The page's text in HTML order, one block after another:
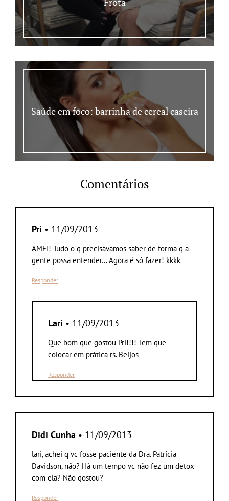
Saúde em foco: barrinha de cereal caseira
Comentários
Pri • 11/09/2013
AMEI! Tudo o q precisávamos saber de forma q a
gente possa entender… Agora é só fazer! kkkk
Responder
Lari • 11/09/2013
Que bom que gostou Pri!!!! Tem que
colocar em prática rs. Beijos
Responder
Didi Cunha • 11/09/2013
lari, achei q vc fosse paciente da Dra. Patrícia
Davidson, não? Há um tempo vc não fez um detox
com ela? Não gostou?
Responder